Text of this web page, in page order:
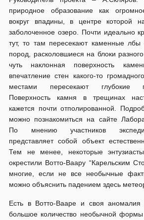
природное образование как
вокруг впадины, в центре которой
заболоченное озеро. Почти идеально
тут, то там пересекают каменные лбы
пород, расколовшиеся на блоки
чуть наклонная поверхность
впечатление стен какого-то
местами пересекают глубокие
Поверхность камня в трещинах
кажется почти отполированной.
можно познакомиться на сайте
По мнению участников
представляет собой объект
Тем не менее, некоторые
окрестили Вотто-Ваару “Карельским
многие, если не все необычные
можно объяснить падением здесь
Есть в Вотто-Вааре и своя
большое количество необычной формы